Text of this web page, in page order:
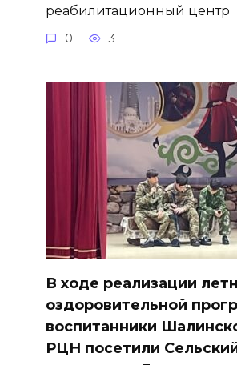
реабилитационный центр
0 3
В ходе реализации
оздоровительной
воспитанники
РЦН посетили